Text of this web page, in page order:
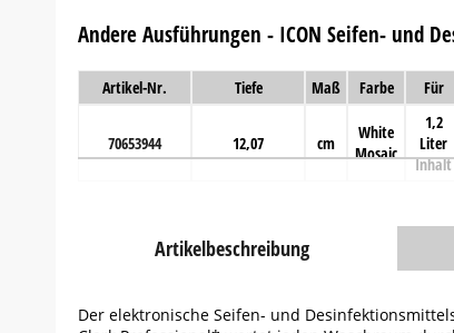
Andere Ausführungen - ICON Seifen- und
Artikel-Nr. Tiefe Maß Farbe Für
70653944 12,07 cm
White
Mosaic
1,2
Liter
Inhalt
Artikelbeschreibung
Der elektronische Seifen- und